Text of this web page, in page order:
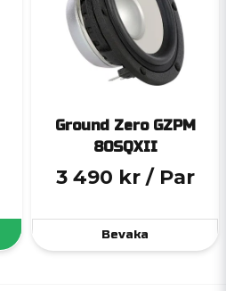
Ground Zero GZPM
80SQXII
3 490 kr / Par
Bevaka